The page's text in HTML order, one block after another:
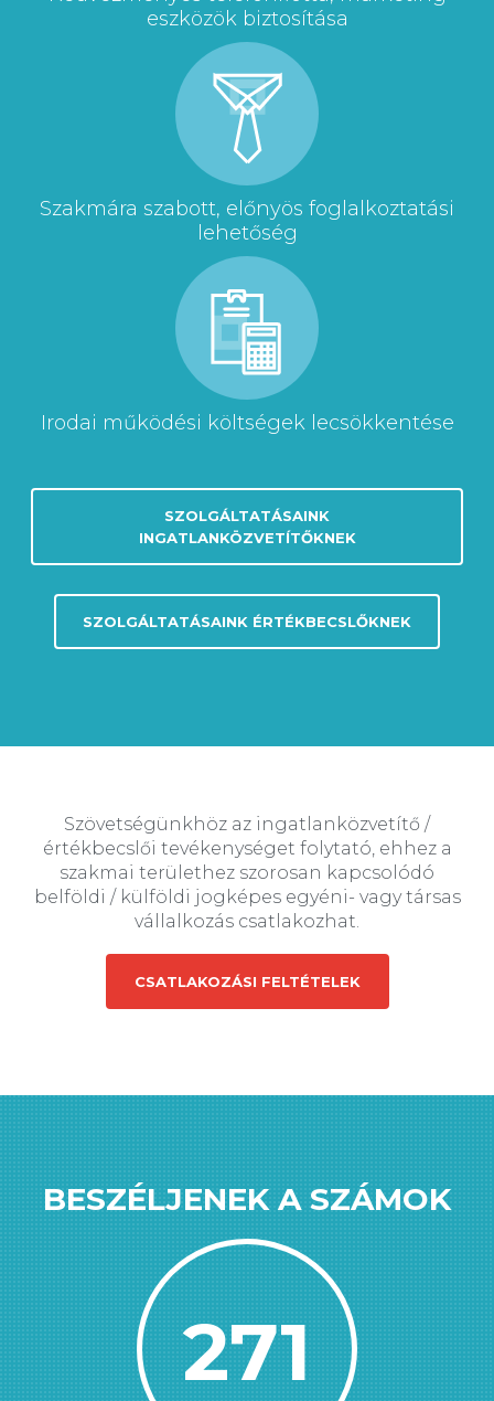
eszközök biztosítása
Szakmára szabott, előnyös foglalkoztatási
lehetőség
Irodai működési költségek lecsökkentése
SZOLGÁLTATÁSAINK
INGATLANKÖZVETÍTŐKNEK
SZOLGÁLTATÁSAINK ÉRTÉKBECSLŐKNEK
Szövetségünkhöz az ingatlanközvetítő /
értékbecslői tevékenységet folytató, ehhez a
szakmai területhez szorosan kapcsolódó
belföldi / külföldi jogképes egyéni- vagy társas
vállalkozás csatlakozhat.
CSATLAKOZÁSI FELTÉTELEK
BESZÉLJENEK A SZÁMOK
277